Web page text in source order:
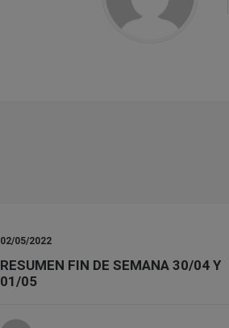
02/05/2022
RESUMEN FIN DE SEMANA 30/04 Y
01/05